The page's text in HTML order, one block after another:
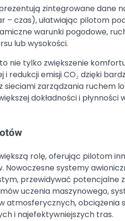
zintegrowane dane
czas), ułatwiając pilotom
warunki pogodowe,
lub wysokości.
nie tylko zwiększenie
emisji CO₂ dzięki
zarządzania ruchem
dokładności i płynności
rolę, oferując pilotom
systemy
przewidywać potencjalne
uczenia maszynowego,
atmosferycznych, obciążenia
i najefektywniejszych tras.